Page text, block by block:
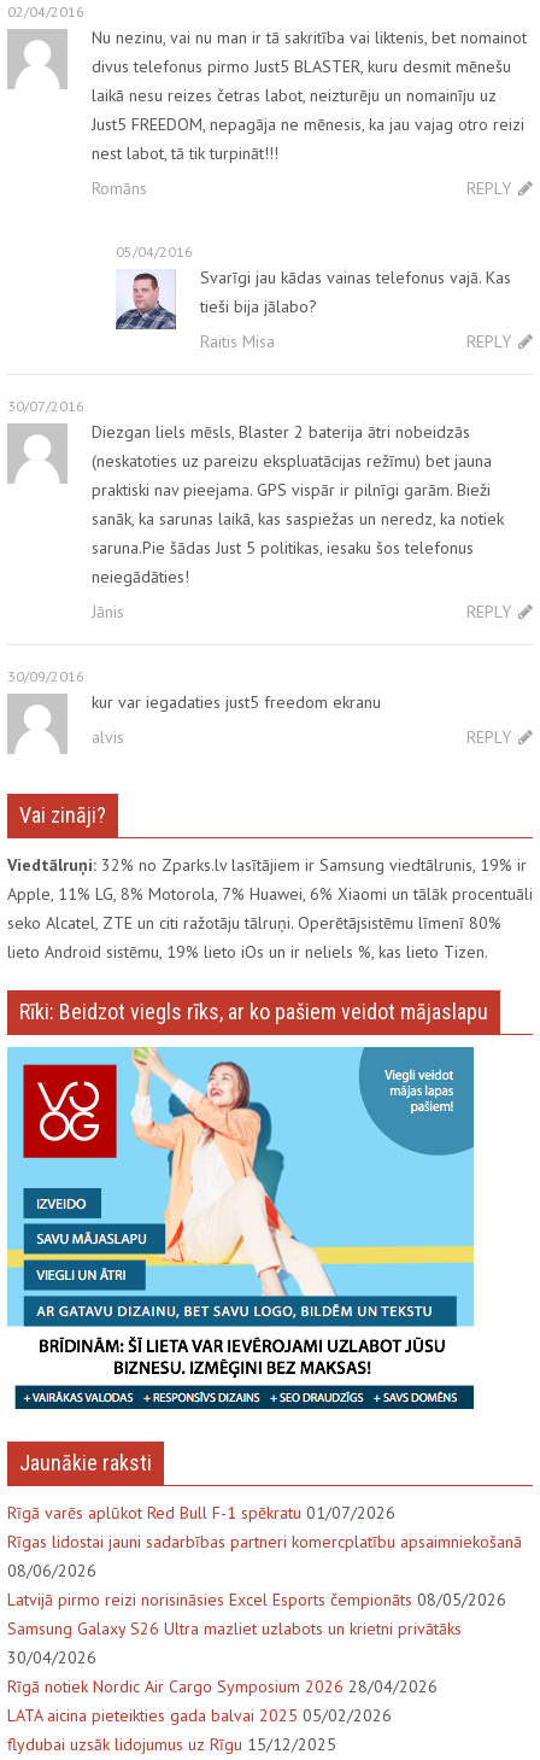
02/04/2016
Nu nezinu, vai nu man ir tā sakritība vai liktenis, bet nomainot
divus telefonus pirmo Just5 BLASTER, kuru desmit mēnešu
laikā nesu reizes četras labot, neizturēju un nomainīju uz
Just5 FREEDOM, nepagāja ne mēnesis, ka jau vajag otro reizi
nest labot, tā tik turpināt!!!
Romāns
REPLY
05/04/2016
Svarīgi jau kādas vainas telefonus vajā. Kas
tieši bija jālabo?
Raitis Misa
REPLY
30/07/2016
Diezgan liels mēsls, Blaster 2 baterija ātri nobeidzās
(neskatoties uz pareizu ekspluatācijas režīmu) bet jauna
praktiski nav pieejama. GPS vispār ir pilnīgi garām. Bieži
sanāk, ka sarunas laikā, kas saspiežas un neredz, ka notiek
saruna.Pie šādas Just 5 politikas, iesaku šos telefonus
neiegādāties!
Jānis
REPLY
30/09/2016
kur var iegadaties just5 freedom ekranu
alvis
REPLY
Vai zināji?
Viedtālruņi: 32% no Zparks.lv lasītājiem ir Samsung viedtālrunis, 19% ir
Apple, 11% LG, 8% Motorola, 7% Huawei, 6% Xiaomi un tālāk procentuāli
seko Alcatel, ZTE un citi ražotāju tālruņi. Operētājsistēmu līmenī 80%
lieto Android sistēmu, 19% lieto iOs un ir neliels %, kas lieto Tizen.
Rīki: Beidzot viegls rīks, ar ko pašiem veidot mājaslapu
Jaunākie raksti
Rīgā varēs aplūkot Red Bull F-1 spēkratu 01/07/2026
Rīgas lidostai jauni sadarbības partneri komercplatību apsaimniekošanā
08/06/2026
Latvijā pirmo reizi norisināsies Excel Esports čempionāts 08/05/2026
Samsung Galaxy S26 Ultra mazliet uzlabots un krietni privātāks
30/04/2026
Rīgā notiek Nordic Air Cargo Symposium 2026 28/04/2026
LATA aicina pieteikties gada balvai 2025 05/02/2026
flydubai uzsāk lidojumus uz Rīgu 15/12/2025